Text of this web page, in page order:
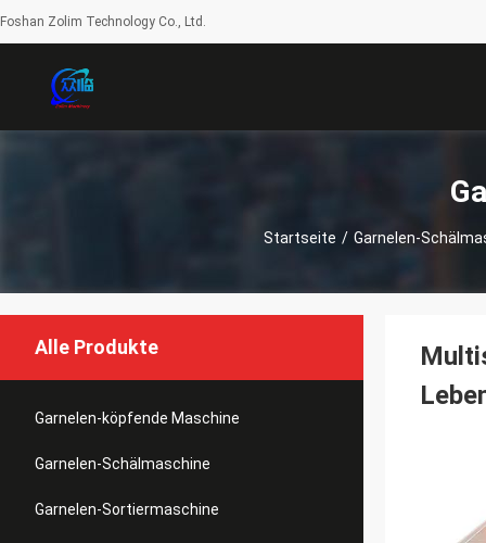
Foshan Zolim Technology Co., Ltd.
Startseite / Garnelen-
Alle Produkte
Garnelen-köpfende Maschine
Garnelen-Schälmaschine
Garnelen-Sortiermaschine